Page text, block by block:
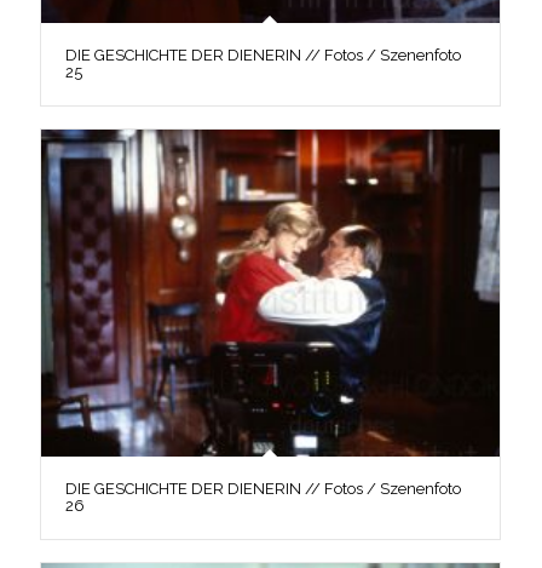
DIE GESCHICHTE DER DIENERIN // Fotos / Szenenfoto
25
DIE GESCHICHTE DER DIENERIN // Fotos / Szenenfoto
26